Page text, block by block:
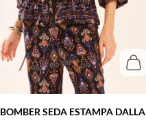
BOMBER SEDA ESTAMPA DALLA